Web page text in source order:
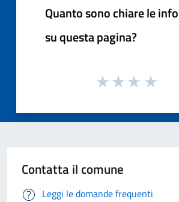
Quanto sono chiare le
su questa pagina?
Contatta il comune
Leggi le domande frequenti